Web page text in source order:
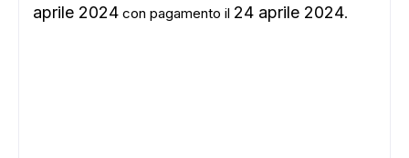
aprile 2024 con pagamento il 24 aprile 2024.